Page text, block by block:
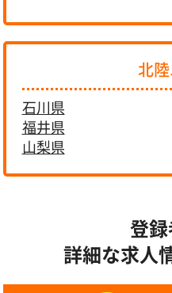
北
石川県
福井県
山梨県
登録
詳細な求人